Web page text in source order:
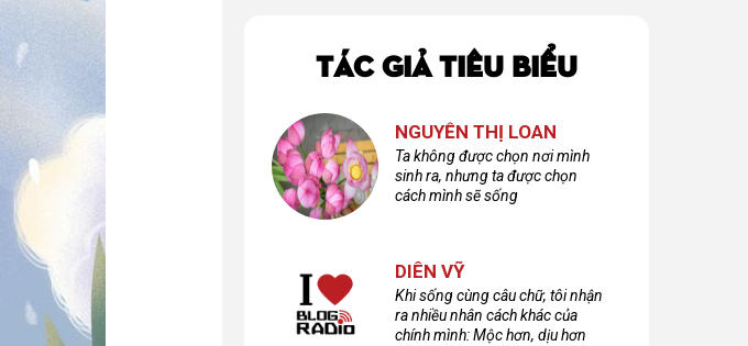
TÁC GIẢ TIÊU BIỂU
NGUYỄN THỊ LOAN
Ta không được chọn nơi mình
sinh ra, nhưng ta được chọn
cách mình sẽ sống
DIÊN VỸ
Khi sống cùng câu chữ, tôi nhận
ra nhiều nhân cách khác của
chính mình: Mộc hơn, dịu hơn